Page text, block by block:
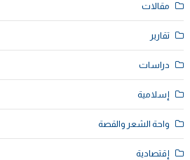
مقالات
تقارير
دراسات
إسلامية
واحة الشعر والقصة
إقتصادية